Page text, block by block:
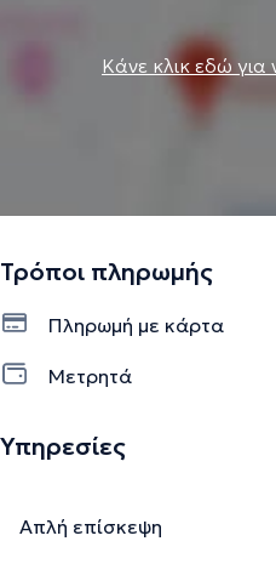
Κάνε κλικ εδώ για
Τρόποι πληρωμής
Πληρωμή με κάρτα
Μετρητά
Υπηρεσίες
Απλή επίσκεψη